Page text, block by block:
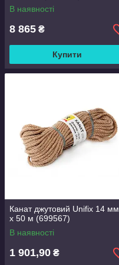
В наявності
8 865 ₴
Купити
Канат джутовий Unifix 14 мм
x 50 м (699567)
В наявності
1 901,90 ₴